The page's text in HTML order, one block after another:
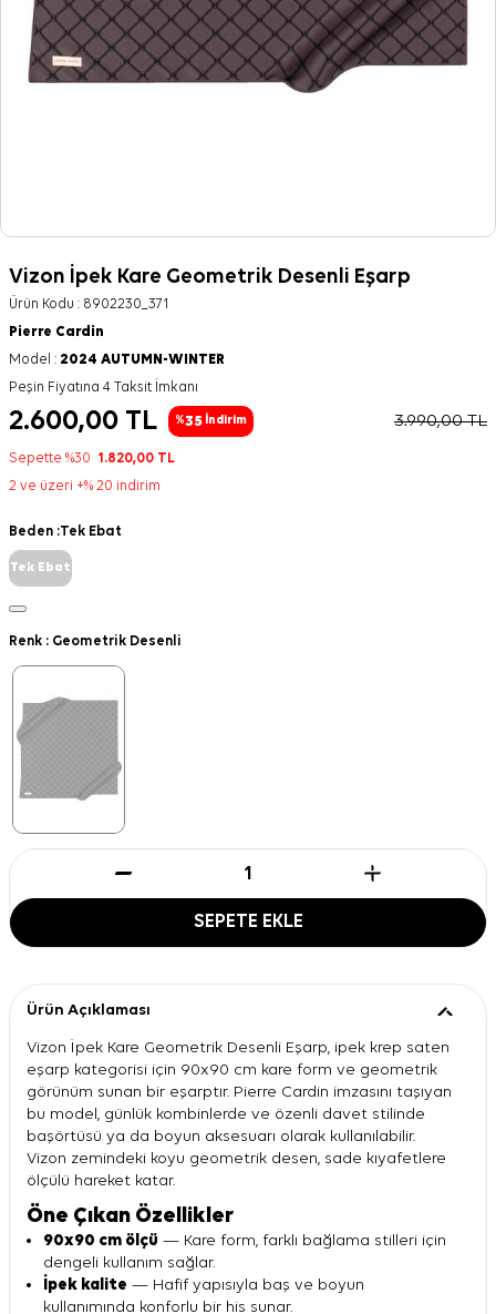
Vizon İpek Kare Geometrik Desenli Eşarp
Ürün Kodu : 8902230_371
Pierre Cardin
Model : 2024 AUTUMN-WINTER
Peşin Fiyatına 4 Taksit İmkanı
2.600,00 TL %35 İndirim 3.990,00TL
Sepette %30 1.820,00 TL
2 ve üzeri +% 20 indirim
Beden :Tek Ebat
Tek Ebat
Renk : Geometrik Desenli
SEPETE EKLE
Ürün Açıklaması
Vizon İpek Kare Geometrik Desenli Eşarp, ipek krep saten
eşarp kategorisi için 90x90 cm kare form ve geometrik
görünüm sunan bir eşarptır. Pierre Cardin imzasını taşıyan
bu model, günlük kombinlerde ve özenli davet stilinde
başörtüsü ya da boyun aksesuarı olarak kullanılabilir.
Vizon zemindeki koyu geometrik desen, sade kıyafetlere
ölçülü hareket katar.
Öne Çıkan Özellikler
90x90 cm ölçü — Kare form, farklı bağlama stilleri için
dengeli kullanım sağlar.
İpek kalite — Hafif yapısıyla baş ve boyun
kullanımında konforlu bir his sunar.